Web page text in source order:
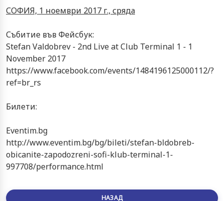
СОФИЯ, 1 ноември 2017 г., сряда
Събитие във Фейсбук:
Stefan Valdobrev - 2nd Live at Club Terminal 1 - 1
November 2017
https://www.facebook.com/events/1484196125000112/?
ref=br_rs
Билети:
Eventim.bg
http://www.eventim.bg/bg/bileti/stefan-bldobreb-
obicanite-zapodozreni-sofi-klub-terminal-1-
997708/performance.html
НАЗАД